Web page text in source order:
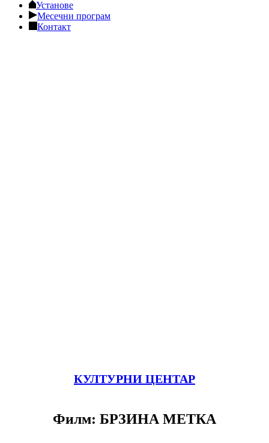
Установе
Месечни програм
Контакт
КУЛТУРНИ ЦЕНТАР
Филм: БРЗИНА МЕТКА